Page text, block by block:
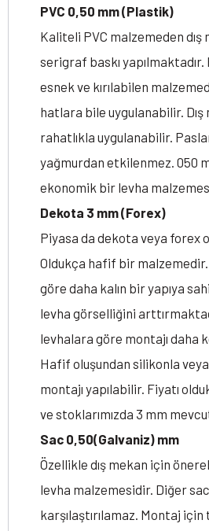
PVC 0,50 mm (Plastik)
Kaliteli PVC malzemeden
serigraf baskı yapılmaktadır.
esnek ve kırılabilen
hatlara bile uygulanabilir.
rahatlıkla uygulanabilir.
yağmurdan etkilenmez. 050
ekonomik bir levha
Dekota 3 mm (Forex)
Piyasa da dekota veya forex
Oldukça hafif bir
göre daha kalın bir yapıya
levha görselliğini
levhalara göre montajı daha
Hafif oluşundan silikonla
montajı yapılabilir. Fiyatı
ve stoklarımızda 3 mm
Sac 0,50(Galvaniz) mm
Özellikle dış mekan için
levha malzemesidir. Diğer
karşılaştırılamaz. Montaj için